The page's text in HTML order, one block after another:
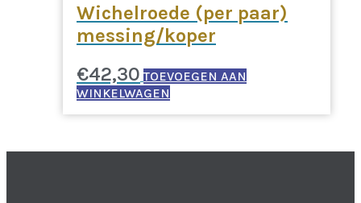
Wichelroede (per paar)
messing/koper
€42,30 TOEVOEGEN AAN
WINKELWAGEN